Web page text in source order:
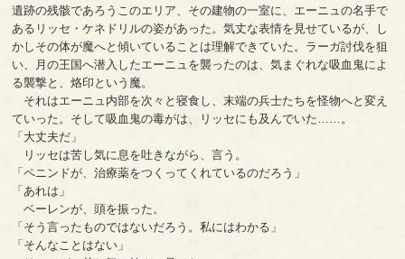
遺跡の残骸であろうこのエリア、その建物の一室に、エーニュの名手で
あるリッセ・ケネドリルの姿があった。気丈な表情を見せているが、し
かしその体が魔へと傾いていることは理解できていた。ラーガ討伐を狙
い、月の王国へ潜入したエーニュを襲ったのは、気まぐれな吸血鬼によ
る襲撃と、烙印という魔。
それはエーニュ内部を次々と寝食し、末端の兵士たちを怪物へと変え
ていった。そして吸血鬼の毒がは、リッセにも及んでいた……。
「大丈夫だ」
リッセは苦し気に息を吐きながら、言う。
「ペニンドが、治療薬をつくってくれているのだろう」
「あれは」
ベーレンが、頭を振った。
「そう言ったものではないだろう。私にはわかる」
「そんなことはない」